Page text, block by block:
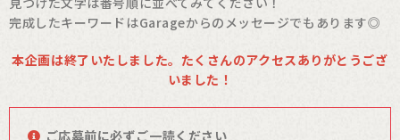
完成したキーワードはGarageからのメッセージでもあります◎
本企画は終了いたしました。たくさんのアクセスありがとうござ
いました！
ご応募前に必ずご一読ください